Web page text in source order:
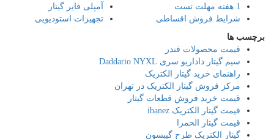
1 هفته مهلت تست
شرایط فروش اقساطی
آمپلی فایر گیتار
تجهیزات استودیویی
برچسب ها
قیمت محصولات فندر
سیم گیتار داداریو سری Daddario NYXL
راهنمای خرید گیتار الکتریک
مرکز فروش گیتار الکتریک در تهران
قیمت خرید فروش قطعات گیتار
قیمت گیتار الکتریک ibanez
قیمت گیتار الحمرا
گیتار الکتریک طرح گیبسون